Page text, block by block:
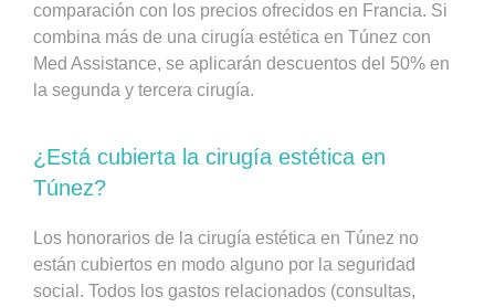
comparación con los precios ofrecidos en Francia. Si
combina más de una cirugía estética en Túnez con
Med Assistance, se aplicarán descuentos del 50% en
la segunda y tercera cirugía.
¿Está cubierta la cirugía estética en
Túnez?
Los honorarios de la cirugía estética en Túnez no
están cubiertos en modo alguno por la seguridad
social. Todos los gastos relacionados (consultas,